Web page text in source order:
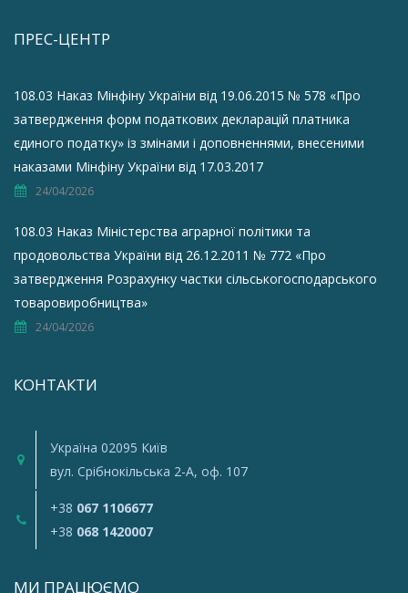
ПРЕС-ЦЕНТР
108.03 Наказ Мінфіну України від 19.06.2015 № 578 «Про
затвердження форм податкових декларацій платника
єдиного податку» із змінами і доповненнями, внесеними
наказами Мінфіну України від 17.03.2017
24/04/2026
108.03 Наказ Міністерства аграрної політики та
продовольства України від 26.12.2011 № 772 «Про
затвердження Розрахунку частки сільськогосподарського
товаровиробництва»
24/04/2026
КОНТАКТИ
Україна 02095 Київ
вул. Срiбнокiльська 2-A, оф. 107
+38 067 1106677
+38 068 1420007
МИ ПРАЦЮЄМО